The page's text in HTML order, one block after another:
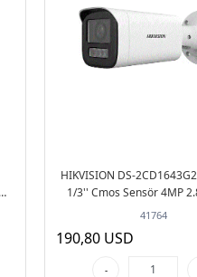
HIKVISION DS-
1/3'' Cmos Sensör 4MP
Motorize Smart Hybrid Light
41764
190,80 USD
-